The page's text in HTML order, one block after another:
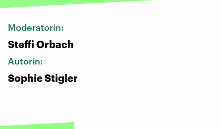
Moderatorin:
Steffi Orbach
Autorin:
Sophie Stigler